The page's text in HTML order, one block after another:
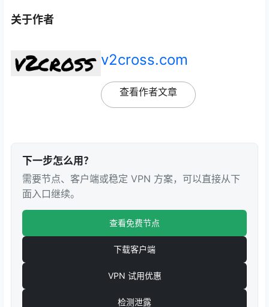
关于作者
v2cross.com
查看作者文章
下一步怎么用？
需要节点、客户端或稳定 VPN 方案，可以直接从下
面入口继续。
查看免费节点
下载客户端
VPN 试用优惠
检测泄露